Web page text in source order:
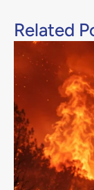
Related